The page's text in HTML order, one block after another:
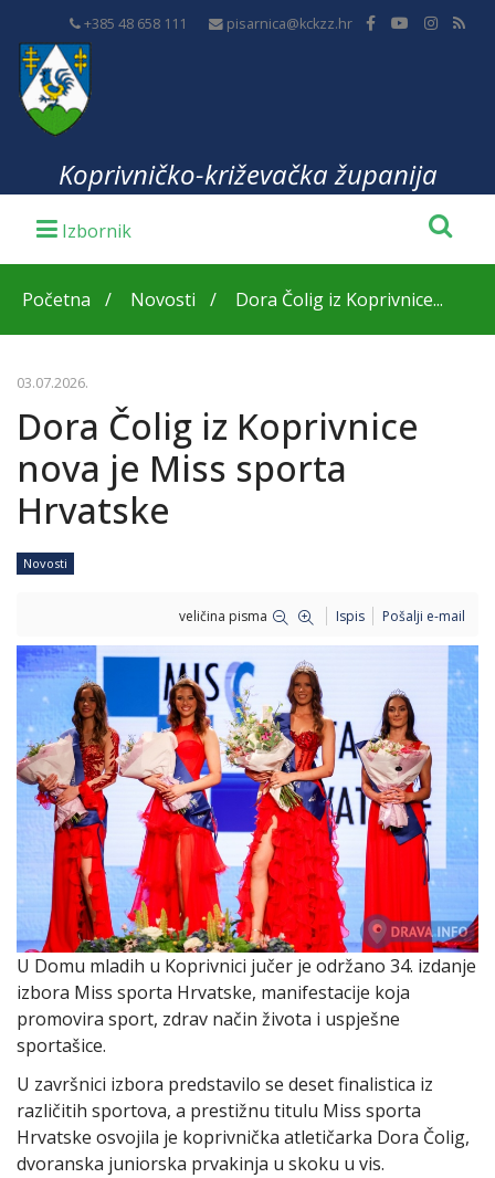
+385 48 658 111 pisarnica@kckzz.hr
Koprivničko-križevačka županija
Početna Novosti Dora Čolig iz Koprivnice...
03.07.2026.
Dora Čolig iz Koprivnice
nova je Miss sporta
Hrvatske
Novosti
veličina pisma Ispis Pošalji e-mail
U Domu mladih u Koprivnici jučer je održano 34. izdanje
izbora Miss sporta Hrvatske, manifestacije koja
promovira sport, zdrav način života i uspješne
sportašice.
U završnici izbora predstavilo se deset finalistica iz
različitih sportova, a prestižnu titulu Miss sporta
Hrvatske osvojila je koprivnička atletičarka Dora Čolig,
dvoranska juniorska prvakinja u skoku u vis.